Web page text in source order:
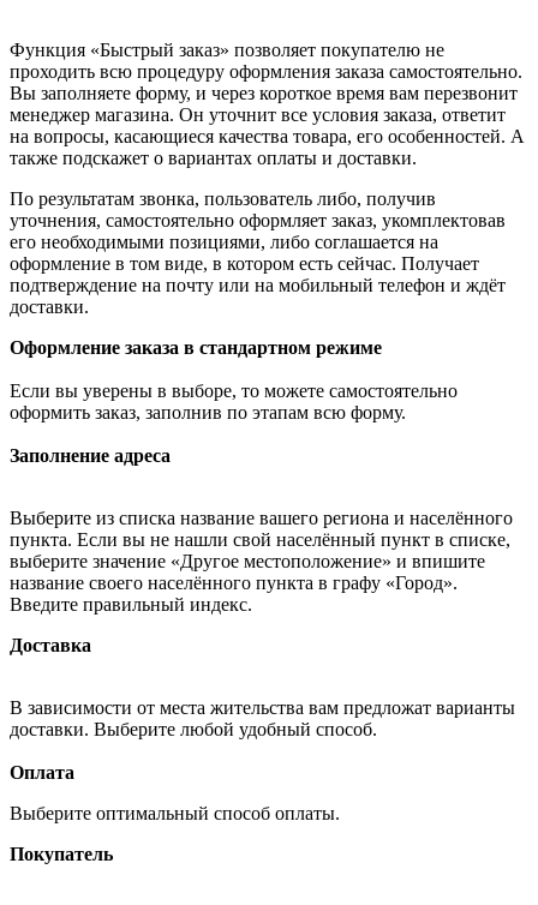
Функция «Быстрый заказ» позволяет покупателю не
проходить всю процедуру оформления заказа самостоятельно.
Вы заполняете форму, и через короткое время вам перезвонит
менеджер магазина. Он уточнит все условия заказа, ответит
на вопросы, касающиеся качества товара, его особенностей. А
также подскажет о вариантах оплаты и доставки.
По результатам звонка, пользователь либо, получив
уточнения, самостоятельно оформляет заказ, укомплектовав
его необходимыми позициями, либо соглашается на
оформление в том виде, в котором есть сейчас. Получает
подтверждение на почту или на мобильный телефон и ждёт
доставки.
Оформление заказа в стандартном режиме
Если вы уверены в выборе, то можете самостоятельно
оформить заказ, заполнив по этапам всю форму.
Заполнение адреса
Выберите из списка название вашего региона и населённого
пункта. Если вы не нашли свой населённый пункт в списке,
выберите значение «Другое местоположение» и впишите
название своего населённого пункта в графу «Город».
Введите правильный индекс.
Доставка
В зависимости от места жительства вам предложат варианты
доставки. Выберите любой удобный способ.
Оплата
Выберите оптимальный способ оплаты.
Покупатель